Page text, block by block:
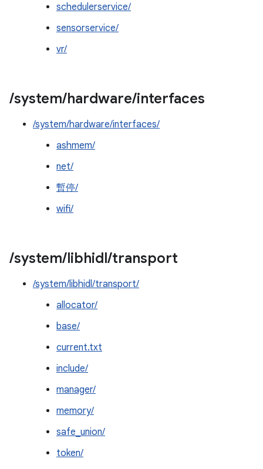
schedulerservice/
sensorservice/
vr/
/system/hardware/interfaces
/system/hardware/interfaces/
ashmem/
net/
暫停/
wifi/
/system/libhidl/transport
/system/libhidl/transport/
allocator/
base/
current.txt
include/
manager/
memory/
safe_union/
token/